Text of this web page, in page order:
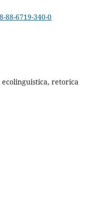
88-6719-340-0
ecolinguistica, retorica